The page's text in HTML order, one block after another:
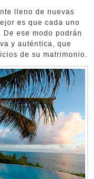
lleno de nuevas
es que cada uno
ese modo podrán
y auténtica, que
de su matrimonio.